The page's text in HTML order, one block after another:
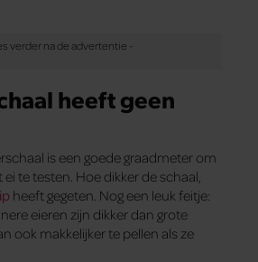
heeft geen
is een goede graadmeter om
te testen. Hoe dikker de schaal,
heeft gegeten. Nog een leuk feitje:
eieren zijn dikker dan grote
ook makkelijker te pellen als ze